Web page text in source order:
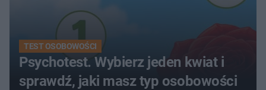
TEST OSOBOWOŚCI
Psychotest. Wybierz jeden kwiat i
sprawdź, jaki masz typ osobowości